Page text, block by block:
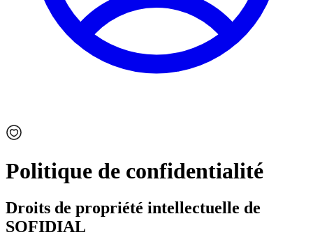
Politique de confidentialité
Droits de propriété intellectuelle de
SOFIDIAL